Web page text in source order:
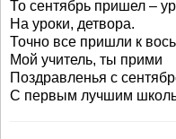
То сентябрь пришел –
На уроки, детвора.
Точно все пришли к
Мой учитель, ты прими
Поздравленья с
С первым лучшим